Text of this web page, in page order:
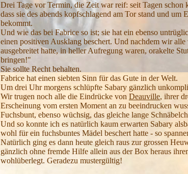
Drei Tage vor Termin, die Zeit war reif: seit Tagen
dass sie des abends kopfschlagend am Tor stand und
bekommt.
Und wie das bei Fabrice so ist; sie hat ein ebenso
einen positiven Ausklang beschert. Und nachdem wir
ausgebreitet hatte, in heller Aufregung waren, orakelte
bringen!"
Sie sollte Recht behalten.
Fabrice hat einen siebten Sinn für das Gute in der Welt.
Um drei Uhr morgens schlüpfte Sabary gänzlich
Wir trugen noch alle die Eindrücke von Deauville, ihrer
Erscheinung vom ersten Moment an zu beeindrucken
Fuchsbunt, ebenso wüchsig, das gleiche lange
Und so konnte ich es natürlich kaum erwarten Sabary
wohl für ein fuchsbuntes Mädel beschert hatte - so
Natürlich ging es dann heute gleich raus zur grossen
gänzlich ohne fremde Hilfe allein aus der Box heraus
wohlüberlegt. Geradezu mustergültig!